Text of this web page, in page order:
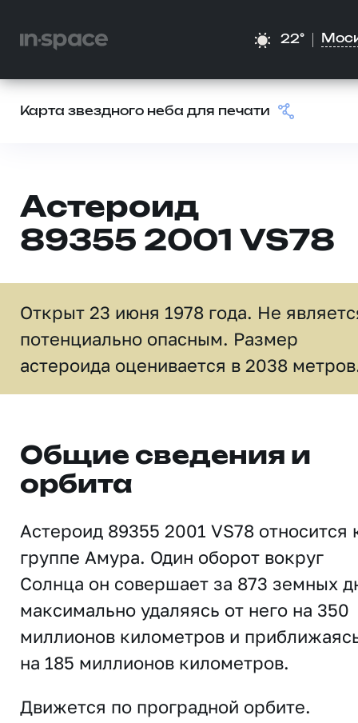
22°
Карта звездного неба для печати
Астероид
89355 2001 VS78
Открыт 23 июня 1978 года. Не
потенциально опасным. Размер
астероида оценивается в 2038
Общие сведения и
орбита
Астероид 89355 2001 VS78 относится
группе Амура. Один оборот вокруг
Солнца он совершает за 873 земных
максимально удаляясь от него на 350
миллионов километров и
на 185 миллионов километров.
Движется по проградной орбите.